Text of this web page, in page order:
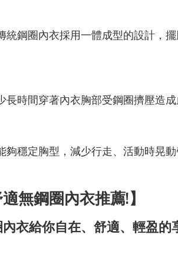
統鋼圈內衣採用一體成型的設計，
長時間穿著內衣胸部受鋼圈擠壓造
夠穩定胸型，減少行走、活動時晃
無鋼圈內衣推薦!】
衣給你自在、舒適、輕盈的